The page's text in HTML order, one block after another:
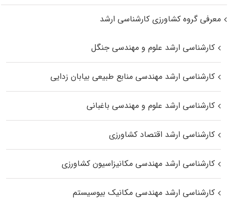
معرفی گروه کشاورزی کارشناسی ارشد
کارشناسی ارشد علوم و مهندسی جنگل
کارشناسی ارشد مهندسی منابع طبیعی بیابان زدایی
کارشناسی ارشد علوم و مهندسی باغبانی
کارشناسی ارشد اقتصاد کشاورزی
کارشناسی ارشد مهندسی مکانیزاسیون کشاورزی
کارشناسی ارشد مهندسی مکانیک بیوسیستم